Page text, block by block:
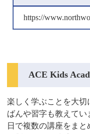
https://
ACE Kids
楽しく学ぶことを大切
ばんや習字も教えてい
日で複数の講座をま